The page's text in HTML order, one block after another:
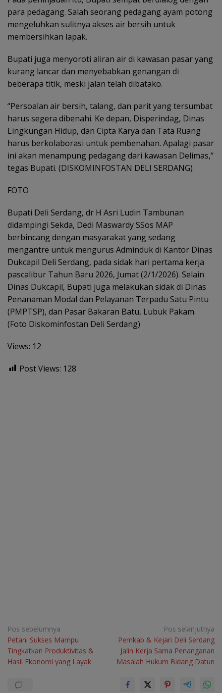
para pedagang. Salah seorang pedagang ayam potong
mengeluhkan sulitnya akses air bersih untuk
membersihkan lapak.
Bupati juga menyoroti aliran air di kawasan pasar yang
kurang lancar dan menyebabkan genangan di
beberapa titik, meski jalan telah dibatako.
“Persoalan air bersih, talang, dan parit yang tersumbat
harus segera dibenahi. Ke depan, Disperindag, Dinas
Lingkungan Hidup, dan Cipta Karya dan Tata Ruang
harus berkolaborasi untuk pembenahan. Apalagi pasar
ini akan menampung pedagang dari kawasan Delimas,”
tegas Bupati. (DISKOMINFOSTAN DELI SERDANG)
FOTO
Bupati Deli Serdang, dr H Asri Ludin Tambunan
didampingi Sekda, Dedi Maswardy SSos MAP
berbincang dengan masyarakat yang sedang
mengantre untuk mengurus Adminduk di Kantor Dinas
Dukcapil Deli Serdang, pada sidak hari pertama kerja
pascalibur Tahun Baru 2026, Jumat (2/1/2026). Selain
Dinas Dukcapil, Bupati juga melakukan sidak di Dinas
Penanaman Modal dan Pelayanan Terpadu Satu Pintu
(PMPTSP), dan Pasar Bakaran Batu, Lubuk Pakam.
(Foto Diskominfostan Deli Serdang)
Views: 12
Post Views: 128
Navigasi
pos
Pos sebelumnya
Petani Sukses Mampu
Tingkatkan Produktivitas &
Hasil Ekonomi yang Layak
Pos selanjutnya
Pemkab & Kejari Deli Serdang
Jalin Kerja Sama Penanganan
Masalah Hukum Bidang Datun